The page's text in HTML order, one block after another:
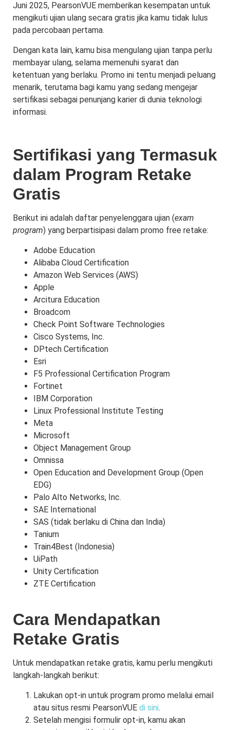
Juni 2025, PearsonVUE memberikan kesempatan untuk
mengikuti ujian ulang secara gratis jika kamu tidak lulus
pada percobaan pertama.
Dengan kata lain, kamu bisa mengulang ujian tanpa perlu
membayar ulang, selama memenuhi syarat dan
ketentuan yang berlaku. Promo ini tentu menjadi peluang
menarik, terutama bagi kamu yang sedang mengejar
sertifikasi sebagai penunjang karier di dunia teknologi
informasi.
Sertifikasi yang Termasuk
dalam Program Retake
Gratis
Berikut ini adalah daftar penyelenggara ujian (exam
program) yang berpartisipasi dalam promo free retake:
Adobe Education
Alibaba Cloud Certification
Amazon Web Services (AWS)
Apple
Arcitura Education
Broadcom
Check Point Software Technologies
Cisco Systems, Inc.
DPtech Certification
Esri
F5 Professional Certification Program
Fortinet
IBM Corporation
Linux Professional Institute Testing
Meta
Microsoft
Object Management Group
Omnissa
Open Education and Development Group (Open
EDG)
Palo Alto Networks, Inc.
SAE International
SAS (tidak berlaku di China dan India)
Tanium
Train4Best (Indonesia)
UiPath
Unity Certification
ZTE Certification
Cara Mendapatkan
Retake Gratis
Untuk mendapatkan retake gratis, kamu perlu mengikuti
langkah-langkah berikut:
Lakukan opt-in untuk program promo melalui email
atau situs resmi PearsonVUE di sini.
Setelah mengisi formulir opt-in, kamu akan